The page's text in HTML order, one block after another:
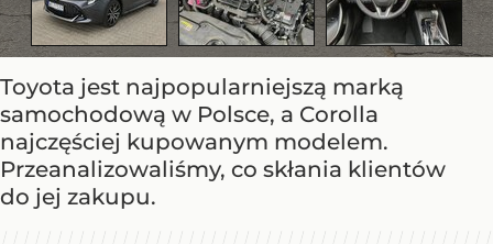
Toyota jest najpopularniejszą marką
samochodową w Polsce, a Corolla
najczęściej kupowanym modelem.
Przeanalizowaliśmy, co skłania klientów
do jej zakupu.